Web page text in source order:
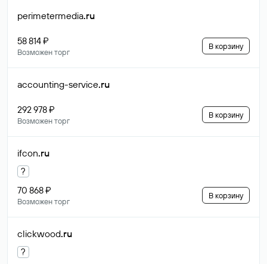
perimetermedia.ru
58 814 ₽
Возможен торг
В корзину
accounting-service.ru
292 978 ₽
Возможен торг
В корзину
ifcon.ru
?
70 868 ₽
Возможен торг
В корзину
clickwood.ru
?